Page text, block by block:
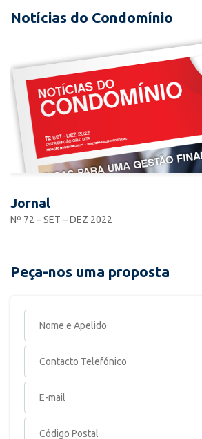
Notícias do Condomínio
Jornal
Nº 72 – SET – DEZ 2022
Peça-nos uma proposta